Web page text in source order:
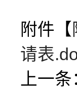
附件【
请表
上一条